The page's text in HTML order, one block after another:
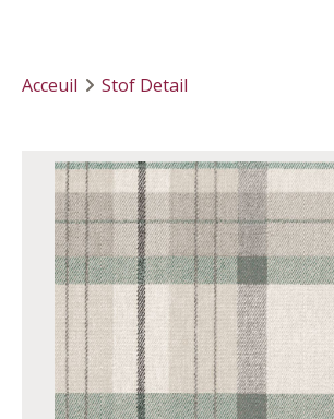
Acceuil Stof Detail